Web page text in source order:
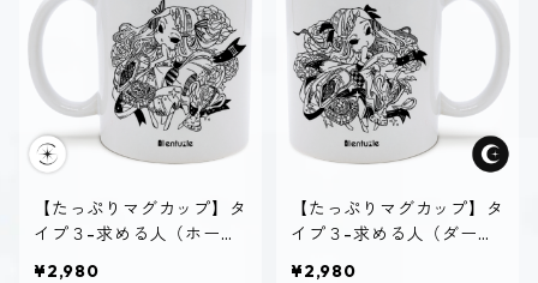
【たっぷりマグカップ】タ
イプ３-求める人（ホーリ
¥2,980
【たっぷりマグカップ】タ
イプ３-求める人（ダー
¥2,980